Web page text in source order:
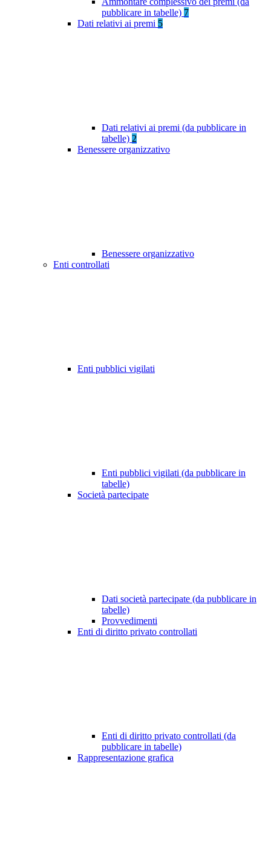
pubblicare in tabelle) 7
Dati relativi ai premi 5
Dati relativi ai premi (da pubblicare in
tabelle) 2
Benessere organizzativo
Benessere organizzativo
Enti controllati
Enti pubblici vigilati
Enti pubblici vigilati (da pubblicare in
tabelle)
Società partecipate
Dati società partecipate (da pubblicare in
tabelle)
Provvedimenti
Enti di diritto privato controllati
Enti di diritto privato controllati (da
pubblicare in tabelle)
Rappresentazione grafica